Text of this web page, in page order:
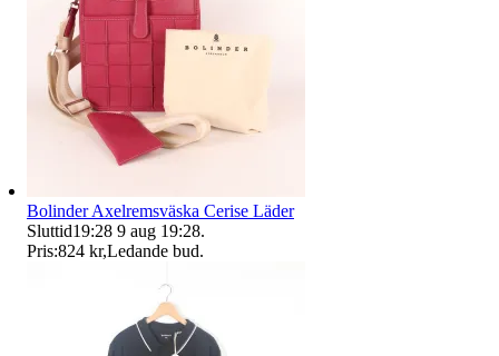
Bolinder Axelremsväska Cerise Läder
Sluttid19:28 9 aug 19:28.
Pris:824 kr,Ledande bud.